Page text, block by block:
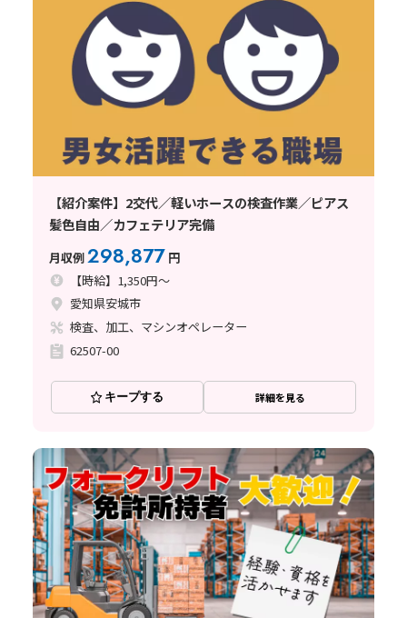
【紹介案件】2交代／軽いホースの検査作業／ピアス
髪色自由／カフェテリア完備
月収例298,877 円
【時給】1,350円～
愛知県安城市
検査、加工、マシンオペレーター
62507-00
キープする 詳細を見る